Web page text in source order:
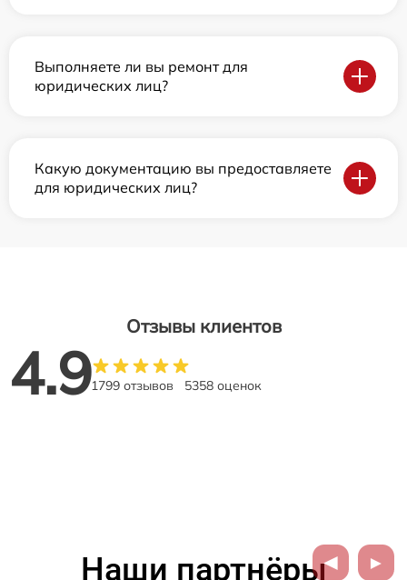
Выполняете ли вы ремонт для
юридических лиц?
Какую документацию вы предоставляете
для юридических лиц?
Отзывы клиентов
4.91799 отзывов 5358 оценок
Наши партнёры